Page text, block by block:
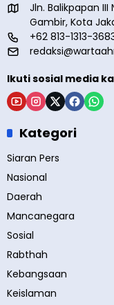
Jln. Balikpapan
Gambir, Kota
+62 813-1313-
Ikuti sosial media
Kategori
Siaran Pers
Nasional
Daerah
Mancanegara
Sosial
Rabthah
Kebangsaan
Keislaman